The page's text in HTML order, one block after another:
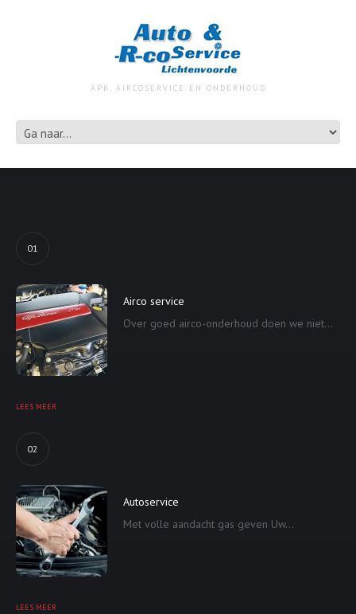
APK, AIRCOSERVICE EN ONDERHOUD
01
Airco service
Over goed airco-onderhoud doen we niet...
LEES MEER
02
Autoservice
Met volle aandacht gas geven Uw...
LEES MEER